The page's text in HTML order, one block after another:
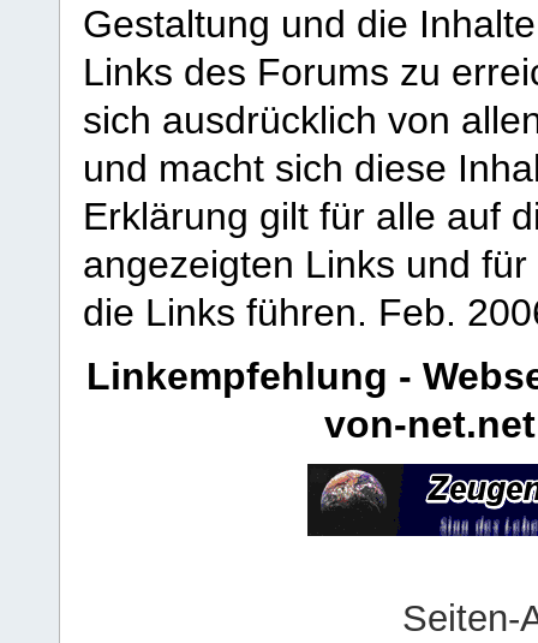
Gestaltung und die
Links des Forums zu
sich ausdrücklich von
und macht sich diese
Erklärung gilt für alle auf
angezeigten Links und
die Links führen. Feb.
Linkempfehlung -
von-net.net
Seiten-